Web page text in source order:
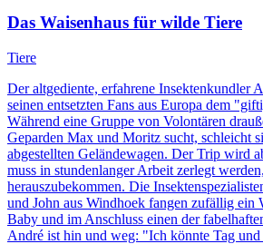
Das Waisenhaus für wilde Tiere
Tiere
Der altgediente, erfahrene Insektenkundler
seinen entsetzten Fans aus Europa dem
Während eine Gruppe von Volontären
Geparden Max und Moritz sucht, schleicht
abgestellten Geländewagen. Der Trip wird
muss in stundenlanger Arbeit zerlegt
herauszubekommen. Die
und John aus Windhoek fangen zufällig ein
Baby und im Anschluss einen der
André ist hin und weg: "Ich könnte Tag